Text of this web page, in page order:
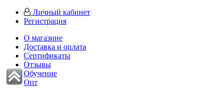
Личный кабинет
Регистрация
О магазине
Доставка и оплата
Сертификаты
Отзывы
Обучение
Опт